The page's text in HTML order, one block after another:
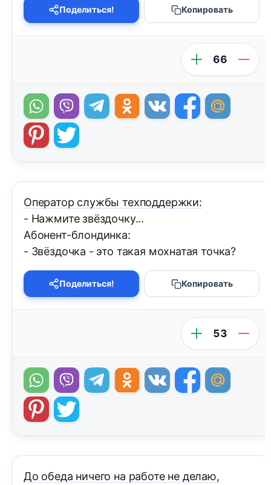
Поделиться! Копировать
66
Оператор службы техподдержки:
- Нажмите звёздочку...
Абонент-блондинка:
- Звёздочка - это такая мохнатая точка?
Поделиться! Копировать
53
До обеда ничего на работе не делаю,